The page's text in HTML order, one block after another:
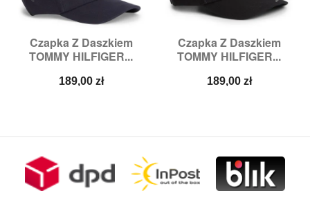
Czapka Z Daszkiem
TOMMY HILFIGER...
Cena
189,00 zł
Czapka Z Daszkiem
TOMMY HILFIGER...
Cena
189,00 zł